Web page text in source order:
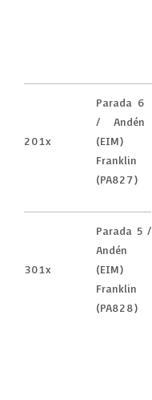
201x
Parada 6
/ Andén
(EIM)
Franklin
(PA827)
301x
Parada 5 /
Andén
(EIM)
Franklin
(PA828)